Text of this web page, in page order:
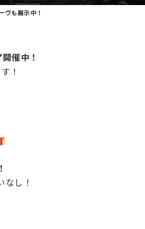
ヴも展示中！
催中！
！
なし！